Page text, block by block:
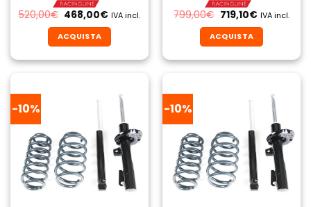
520,00€ Il
prezzo
originale
era:
520,00€.
468,00€Il
attuale
è:
468,00€.
IVA incl.
ACQUISTA
799,00€ Il
prezzo
originale
era:
799,00€.
719,10€Il
attuale
è:
719,10€.
IVA incl.
ACQUISTA
-10% -10%